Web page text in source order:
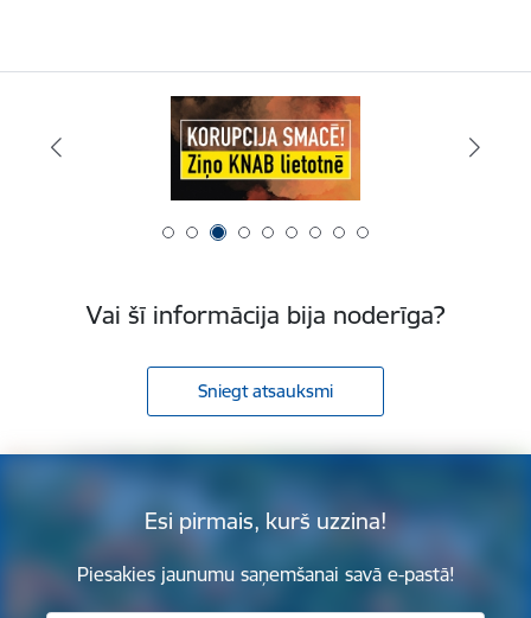
Vai šī informācija bija noderīga?
Sniegt atsauksmi
Esi pirmais, kurš uzzina!
Piesakies jaunumu saņemšanai savā e-pastā!